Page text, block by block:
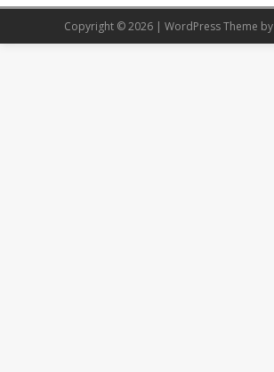
Copyright © 2026 | WordPress Theme by